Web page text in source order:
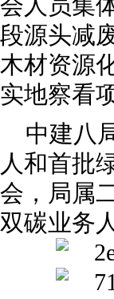
会人员集
段源头减
木材资源
实地察看
中建八
人和首批
会，局属
双碳业务